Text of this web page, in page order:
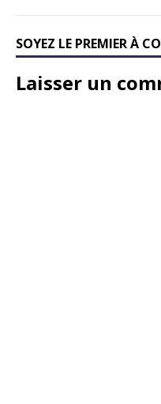
SOYEZ LE PREMIER À
Laisser un